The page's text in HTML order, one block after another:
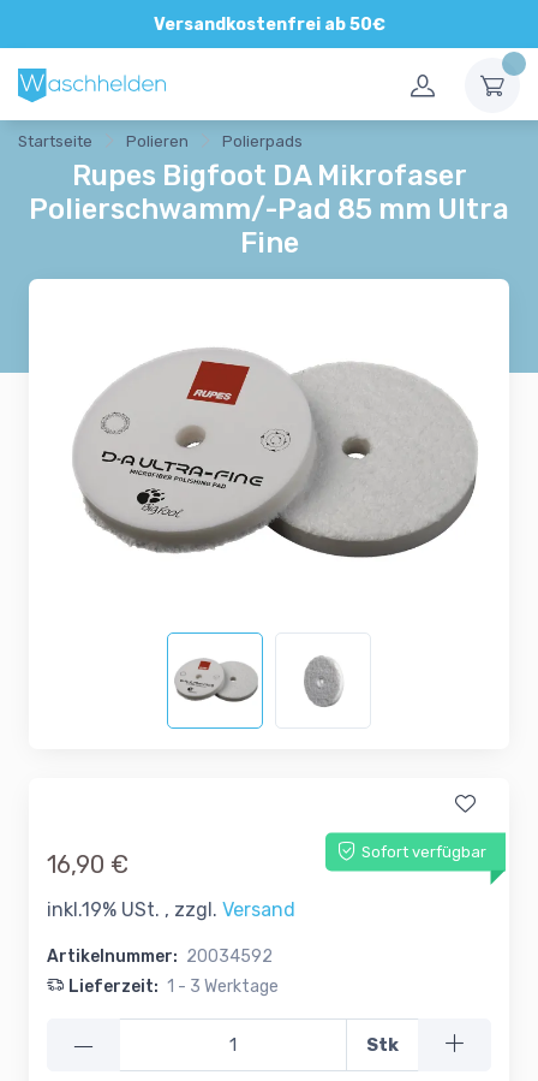
Versandkostenfrei ab 50€
Startseite Polieren Polierpads
Rupes Bigfoot DA Mikrofaser
Polierschwamm/-Pad 85 mm Ultra
Fine
Sofort verfügbar
16,90 €
inkl.19% USt. , zzgl. Versand
Artikelnummer: 20034592
Lieferzeit: 1 - 3 Werktage
— Stk